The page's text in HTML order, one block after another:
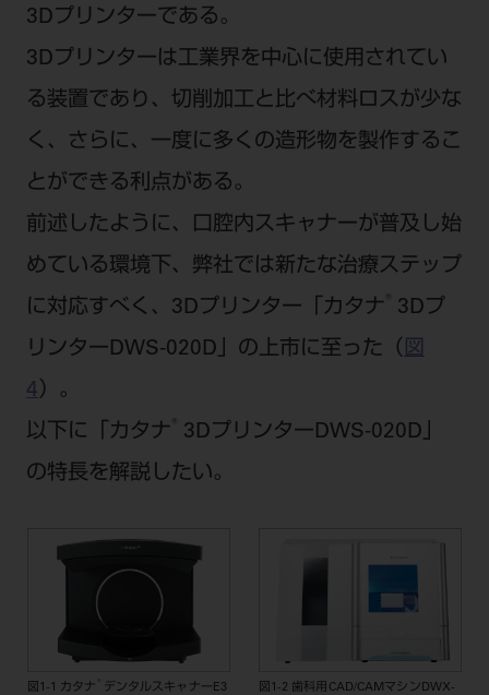
3Dプリンターである。
3Dプリンターは工業界を中心に使用されてい
る装置であり、切削加工と比べ材料ロスが少な
く、さらに、一度に多くの造形物を製作するこ
とができる利点がある。
前述したように、口腔内スキャナーが普及し始
めている環境下、弊社では新たな治療ステップ
に対応すべく、3Dプリンター「カタナ
3Dプ
リンターDWS-020D」の上市に至った（ 図
4）。
以下に「カタナ
3DプリンターDWS-020D」
の特長を解説したい。
図1-1 カタナ デンタルスキャナーE3
図1-2 歯科用CAD/CAMマシンDWX-